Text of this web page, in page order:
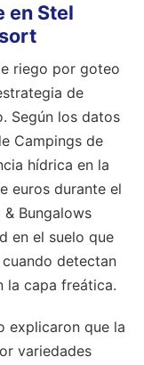
en Stel
riego por goteo
de
Según los datos
Campings de
hídrica en la
euros durante el
Bungalows
en el suelo que
detectan
la capa freática.
explicaron que la
variedades